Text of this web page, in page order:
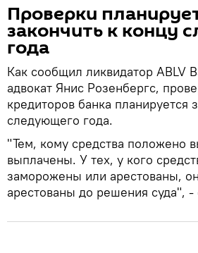
Проверки
закончить к концу
года
Как сообщил ликвидатор ABLV
адвокат Янис Розенбергс,
кредиторов банка планируется
следующего года.
"Тем, кому средства положено
выплачены. У тех, у кого
заморожены или арестованы,
арестованы до решения суда", -